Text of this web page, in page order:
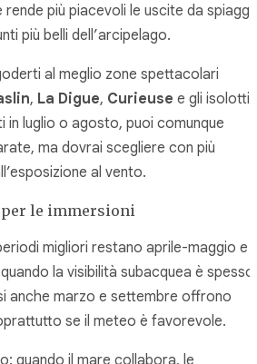
rende più piacevoli le uscite da
più belli dell’arcipelago.
al meglio zone spettacolari
, La Digue, Curieuse e gli isolotti
in luglio o agosto, puoi comunque
ma dovrai scegliere con più
al vento.
le immersioni
migliori restano aprile-maggio e
la visibilità subacquea è spesso
anche marzo e settembre offrono
se il meteo è favorevole.
quando il mare collabora, le